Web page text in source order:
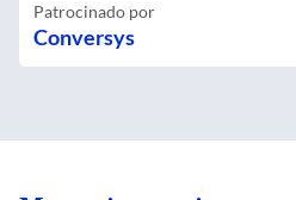
Patrocinado por
Conversys